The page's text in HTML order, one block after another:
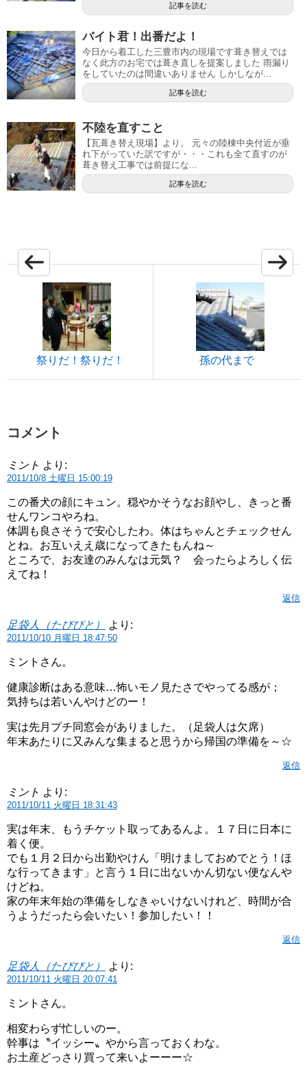
記事を読む
バイト君！出番だよ！
今日から着工した三豊市内の現場です葺き替えでは
なく此方のお宅では葺き直しを提案しました 雨漏り
をしていたのは間違いありません しかしなが...
記事を読む
不陸を直すこと
【瓦葺き替え現場】より。 元々の陸棟中央付近が垂
れ下がっていた訳ですが・・・これも全て直すのが
葺き替え工事では前提にな...
記事を読む
祭りだ！祭りだ！ 孫の代まで
コメント
ミント より:
2011/10/8 土曜日 15:00:19
この番犬の顔にキュン。穏やかそうなお顔やし、きっと番
せんワンコやろね。
体調も良さそうで安心したわ。体はちゃんとチェックせん
とね。お互いええ歳になってきたもんね～
ところで、お友達のみんなは元気？ 会ったらよろしく伝
えてね！
返信
足袋人（たびびと） より:
2011/10/10 月曜日 18:47:50
ミントさん。
健康診断はある意味…怖いモノ見たさでやってる感が；
気持ちは若いんやけどのー！
実は先月プチ同窓会がありました。（足袋人は欠席）
年末あたりに又みんな集まると思うから帰国の準備を～☆
返信
ミント より:
2011/10/11 火曜日 18:31:43
実は年末、もうチケット取ってあるんよ。１７日に日本に
着く便。
でも１月２日から出勤やけん「明けましておめでとう！ほ
な行ってきます」と言う１日に出ないかん切ない便なんや
けどね。
家の年末年始の準備をしなきゃいけないけれど、時間が合
うようだったら会いたい！参加したい！！
返信
足袋人（たびびと） より:
2011/10/11 火曜日 20:07:41
ミントさん。
相変わらず忙しいのー。
幹事は〝イッシー〟やから言っておくわな。
お土産どっさり買って来いよーーー☆